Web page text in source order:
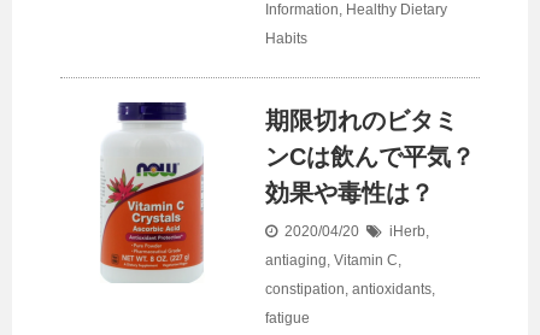
Information, Healthy Dietary
Habits
期限切れのビタミ
ンCは飲んで平気？
効果や毒性は？
2020/04/20 iHerb,
antiaging, Vitamin C,
constipation, antioxidants,
fatigue